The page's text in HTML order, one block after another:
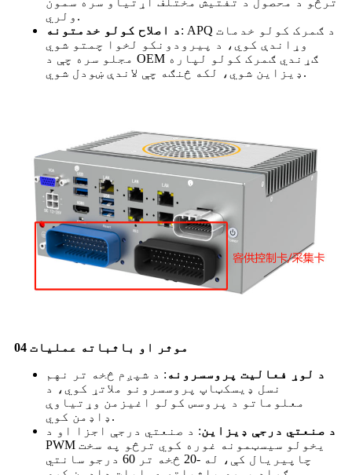
ولري.
د اصلاح کولو خدمتونه: APQ د ګمرک کولو خدمات
وړاندې کوي، د پیرودونکو لخوا چمتو شوي
مجلو سره چې د OEM ګړندي ګمرک کولو لپاره
ډیزاین شوي، لکه څنګه چې لاندې ښودل شوي.
04 موثر او باثباته عملیات
د لوړ فعالیت پروسسرونه : د شپږم څخه تر نهم
نسل ډیسکټاپ پروسسرونو ملاتړ کوي، د
معلوماتو د پروسس کولو اغیزمن وړتیاوې
ډاډمن کوي.
د صنعتي درجې ډیزاین: د صنعتي درجې اجزا او د
PWM یخولو سیسټمونه غوره کوي ترڅو په سخت
چاپیریال کې، له -20 څخه تر 60 درجو سانتي